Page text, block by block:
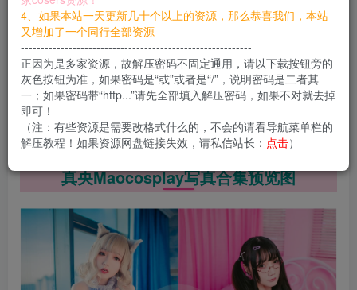
您当前未登录！建议登陆后购买，可保存购买订单
2023.6.2——更新1套，编号S356
002 – 浴缸JK [18P-193MB]
真央Maocosplay写真合集预览图
4、如果本站一天更新几十个以上的资源，那么恭喜我们，本站
又增加了一个同行全部资源
----------------------------------------------------------
正因为是多家资源，故解压密码不固定通用，请以下载按钮旁的
灰色按钮为准，如果密码是“或”或者是“/”，说明密码是二者其
一；如果密码带“http...”请先全部填入解压密码，如果不对就去掉
即可！
（注：有些资源是需要改格式什么的，不会的请看导航菜单栏的
解压教程！如果资源网盘链接失效，请私信站长： 点击）